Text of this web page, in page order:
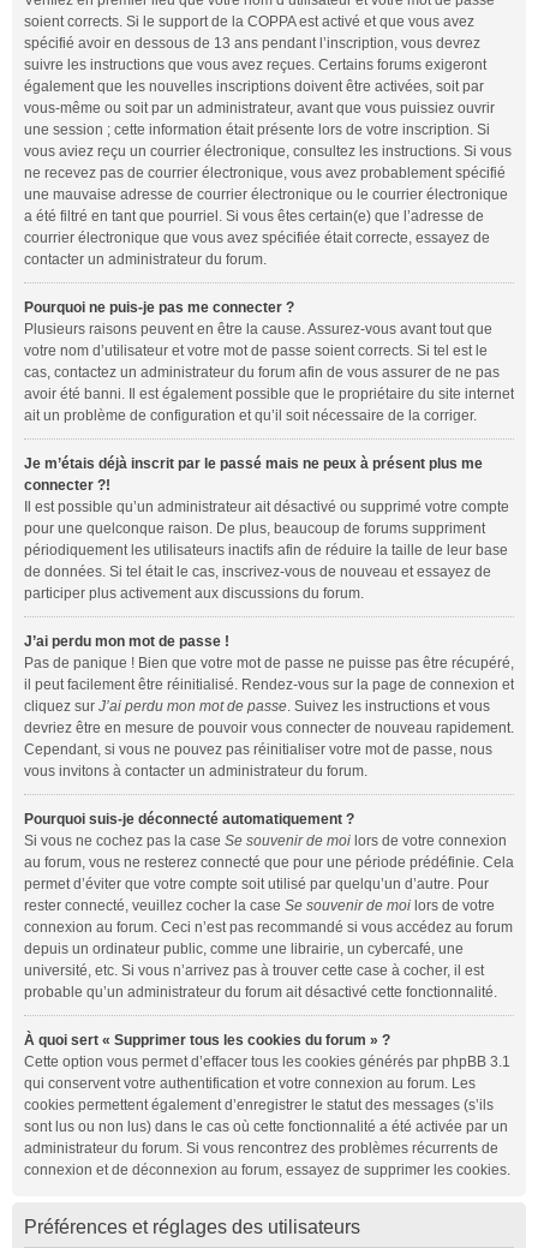
soient corrects. Si le support de la COPPA est activé et que vous avez
spécifié avoir en dessous de 13 ans pendant l’inscription, vous devrez
suivre les instructions que vous avez reçues. Certains forums exigeront
également que les nouvelles inscriptions doivent être activées, soit par
vous-même ou soit par un administrateur, avant que vous puissiez ouvrir
une session ; cette information était présente lors de votre inscription. Si
vous aviez reçu un courrier électronique, consultez les instructions. Si vous
ne recevez pas de courrier électronique, vous avez probablement spécifié
une mauvaise adresse de courrier électronique ou le courrier électronique
a été filtré en tant que pourriel. Si vous êtes certain(e) que l’adresse de
courrier électronique que vous avez spécifiée était correcte, essayez de
contacter un administrateur du forum.
Pourquoi ne puis-je pas me connecter ?
Plusieurs raisons peuvent en être la cause. Assurez-vous avant tout que
votre nom d’utilisateur et votre mot de passe soient corrects. Si tel est le
cas, contactez un administrateur du forum afin de vous assurer de ne pas
avoir été banni. Il est également possible que le propriétaire du site internet
ait un problème de configuration et qu’il soit nécessaire de la corriger.
Je m’étais déjà inscrit par le passé mais ne peux à présent plus me
connecter ?!
Il est possible qu’un administrateur ait désactivé ou supprimé votre compte
pour une quelconque raison. De plus, beaucoup de forums suppriment
périodiquement les utilisateurs inactifs afin de réduire la taille de leur base
de données. Si tel était le cas, inscrivez-vous de nouveau et essayez de
participer plus activement aux discussions du forum.
J’ai perdu mon mot de passe !
Pas de panique ! Bien que votre mot de passe ne puisse pas être récupéré,
il peut facilement être réinitialisé. Rendez-vous sur la page de connexion et
cliquez sur J’ai perdu mon mot de passe. Suivez les instructions et vous
devriez être en mesure de pouvoir vous connecter de nouveau rapidement.
Cependant, si vous ne pouvez pas réinitialiser votre mot de passe, nous
vous invitons à contacter un administrateur du forum.
Pourquoi suis-je déconnecté automatiquement ?
Si vous ne cochez pas la case Se souvenir de moi lors de votre connexion
au forum, vous ne resterez connecté que pour une période prédéfinie. Cela
permet d’éviter que votre compte soit utilisé par quelqu’un d’autre. Pour
rester connecté, veuillez cocher la case Se souvenir de moi lors de votre
connexion au forum. Ceci n’est pas recommandé si vous accédez au forum
depuis un ordinateur public, comme une librairie, un cybercafé, une
université, etc. Si vous n’arrivez pas à trouver cette case à cocher, il est
probable qu’un administrateur du forum ait désactivé cette fonctionnalité.
À quoi sert « Supprimer tous les cookies du forum » ?
Cette option vous permet d’effacer tous les cookies générés par phpBB 3.1
qui conservent votre authentification et votre connexion au forum. Les
cookies permettent également d’enregistrer le statut des messages (s’ils
sont lus ou non lus) dans le cas où cette fonctionnalité a été activée par un
administrateur du forum. Si vous rencontrez des problèmes récurrents de
connexion et de déconnexion au forum, essayez de supprimer les cookies.
Préférences et réglages des utilisateurs